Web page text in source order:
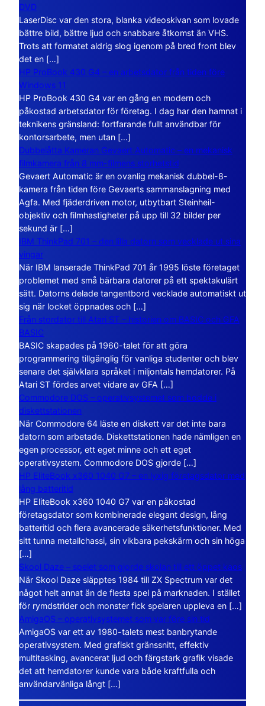
DVD
LaserDisc var den stora, blanka videoskivan som lovade
bättre bild, bättre ljud och snabbare åtkomst än VHS.
Trots att formatet aldrig slog igenom på bred front blev
det en […]
HP ProBook 430 G4 – en arbetsdator från tiden före
Windows 11
HP ProBook 430 G4 var en gång en modern och
påkostad arbetsdator för företag. I dag har den hamnat i
teknikens gränsland: fortfarande fullt användbar för
kontorsarbete, men utan […]
Dubbelåtta Kameran Gevaert Automatic – en mekanisk
filmkamera från 8 mm-filmens storhetstid
Gevaert Automatic är en ovanlig mekanisk dubbel-8-
kamera från tiden före Gevaerts sammanslagning med
Agfa. Med fjäderdriven motor, utbytbart Steinheil-
objektiv och filmhastigheter på upp till 32 bilder per
sekund är […]
IBM ThinkPad 701 – den lilla datorn som vecklade ut sina
vingar
När IBM lanserade ThinkPad 701 år 1995 löste företaget
problemet med små bärbara datorer på ett spektakulärt
sätt. Datorns delade tangentbord vecklade automatiskt ut
sig när locket öppnades och […]
Från stordator till Atari ST – historien om BASIC och GFA
BASIC
BASIC skapades på 1960-talet för att göra
programmering tillgänglig för vanliga studenter och blev
senare det självklara språket i miljontals hemdatorer. På
Atari ST fördes arvet vidare av GFA […]
Commodore DOS – operativsystemet som bodde i
diskettstationen
När Commodore 64 läste en diskett var det inte bara
datorn som arbetade. Diskettstationen hade nämligen en
egen processor, ett eget minne och ett eget
operativsystem. Commodore DOS gjorde […]
HP EliteBook x360 1040 G7 – en lyxig företagsdator med
lång batteritid
HP EliteBook x360 1040 G7 var en påkostad
företagsdator som kombinerade elegant design, lång
batteritid och flera avancerade säkerhetsfunktioner. Med
sitt tunna metallchassi, sin vikbara pekskärm och sin höga
[…]
Skool Daze – spelet som gjorde skolan till ett öppet kaos
När Skool Daze släpptes 1984 till ZX Spectrum var det
något helt annat än de flesta spel på marknaden. I stället
för rymdstrider och monster fick spelaren uppleva en […]
AmigaOS – operativsystemet som var före sin tid
AmigaOS var ett av 1980-talets mest banbrytande
operativsystem. Med grafiskt gränssnitt, effektiv
multitasking, avancerat ljud och färgstark grafik visade
det att hemdatorer kunde vara både kraftfulla och
användarvänliga långt […]